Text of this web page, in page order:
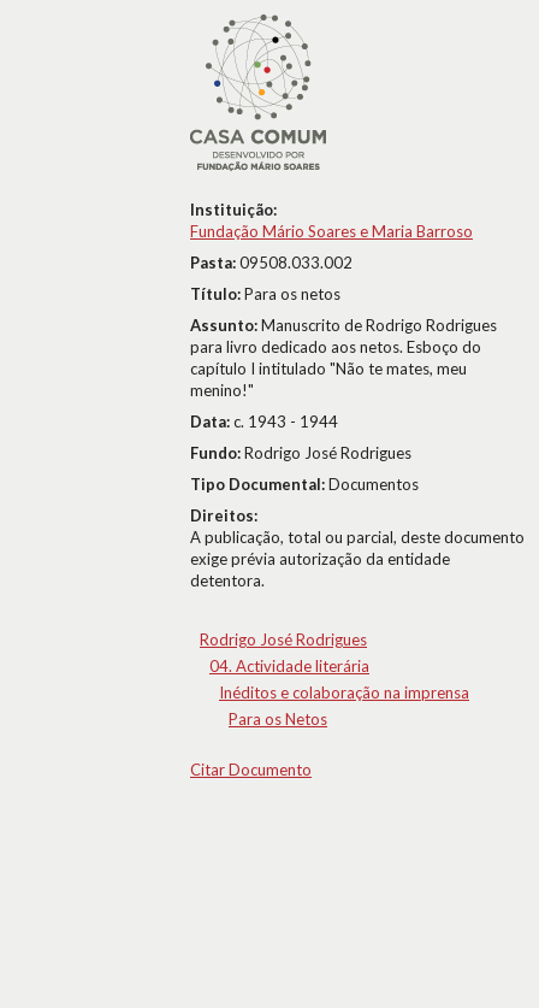
Instituição:
Fundação Mário Soares e Maria Barroso
Pasta:09508.033.002
Título:Para os netos
Assunto:Manuscrito de Rodrigo Rodrigues
para livro dedicado aos netos. Esboço do
capítulo I intitulado "Não te mates, meu
menino!"
Data:c. 1943 - 1944
Fundo:Rodrigo José Rodrigues
Tipo Documental:Documentos
Direitos:
A publicação, total ou parcial, deste documento
exige prévia autorização da entidade
detentora.
Rodrigo José Rodrigues
04. Actividade literária
Inéditos e colaboração na imprensa
Para os Netos
Citar Documento